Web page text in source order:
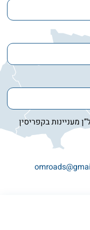
מעניינות בקפריסין